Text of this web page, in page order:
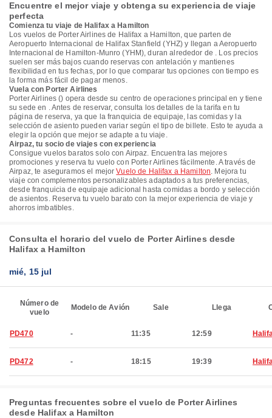
Encuentre el mejor viaje y obtenga su experiencia de viaje
perfecta
Comienza tu viaje de Halifax a Hamilton
Los vuelos de Porter Airlines de Halifax a Hamilton, que parten de
Aeropuerto Internacional de Halifax Stanfield (YHZ) y llegan a Aeropuerto
Internacional de Hamilton-Munro (YHM), duran alrededor de . Los precios
suelen ser más bajos cuando reservas con antelación y mantienes
flexibilidad en tus fechas, por lo que comparar tus opciones con tiempo es
la forma más fácil de pagar menos.
Vuela con Porter Airlines
Porter Airlines () opera desde su centro de operaciones principal en y tiene
su sede en . Antes de reservar, consulta los detalles de la tarifa en tu
página de reserva, ya que la franquicia de equipaje, las comidas y la
selección de asiento pueden variar según el tipo de billete. Esto te ayuda a
elegir la opción que mejor se adapte a tu viaje.
Airpaz, tu socio de viajes con experiencia
Consigue vuelos baratos solo con Airpaz. Encuentra las mejores
promociones y reserva tu vuelo con Porter Airlines fácilmente. A través de
Airpaz, te aseguramos el mejorVuelo de Halifax a Hamilton. Mejora tu
viaje con complementos personalizables adaptados a tus preferencias,
desde franquicia de equipaje adicional hasta comidas a bordo y selección
de asientos. Reserva tu vuelo barato con la mejor experiencia de viaje y
ahorros imbatibles.
Consulta el horario del vuelo de Porter Airlines desde
Halifax a Hamilton
mié, 15 jul
Número de
vuelo
Modelo de Avión Sale Llega
PD470 - 11:35 12:59
PD472 - 18:15 19:39
Preguntas frecuentes sobre el vuelo de Porter Airlines
desde Halifax a Hamilton